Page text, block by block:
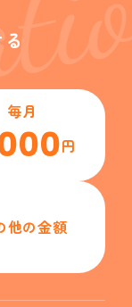
毎月
円
他の金額